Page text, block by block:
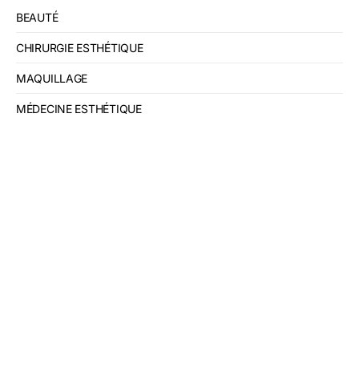
BEAUTÉ
CHIRURGIE ESTHÉTIQUE
MAQUILLAGE
MÉDECINE ESTHÉTIQUE